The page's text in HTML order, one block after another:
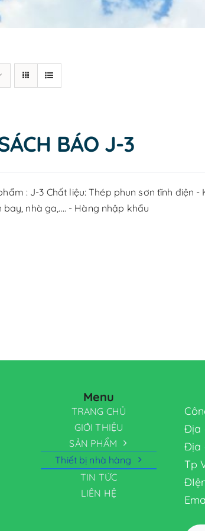
BÁO J-3
: J-3 Chất liệu: Thép phun sơn tĩnh điện
bay, nhà ga,.... - Hàng nhập khẩu
Menu
TRANG CHỦ
GIỚI THIỆU
SẢN PHẨM
Thiết bị nhà hàng
TIN TỨC
LIÊN HỆ
Địa
Địa
Tp